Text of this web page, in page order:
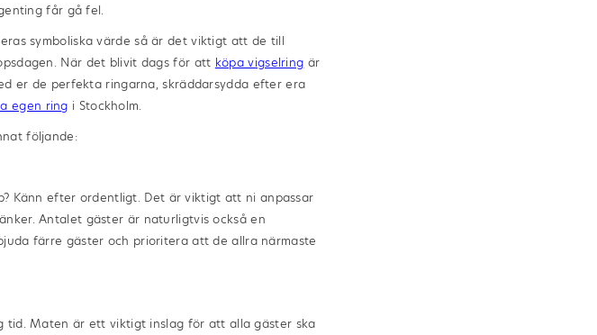
får gå fel.
symboliska värde så är det viktigt att de till
När det blivit dags för att köpa vigselring är
er de perfekta ringarna, skräddarsydda efter era
egen ring i Stockholm.
följande:
Känn efter ordentligt. Det är viktigt att ni anpassar
Antalet gäster är naturligtvis också en
färre gäster och prioritera att de allra närmaste
tid. Maten är ett viktigt inslag för att alla gäster ska